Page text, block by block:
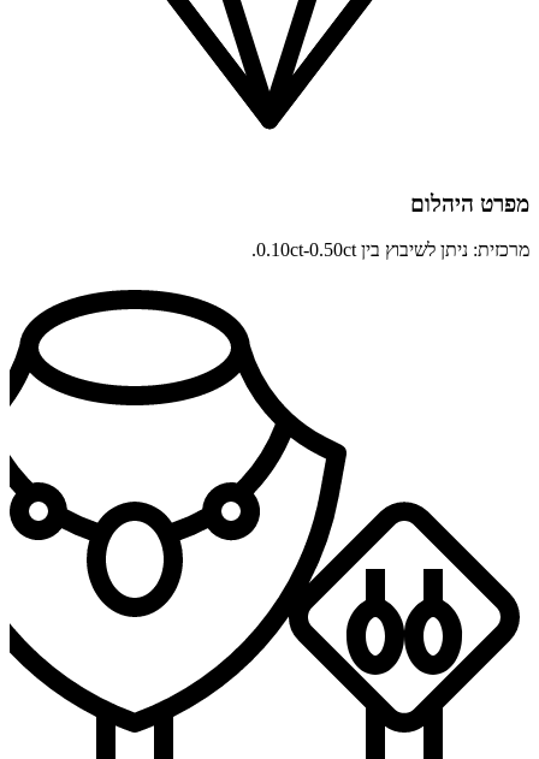
מפרט היהלום
מרכזית: ניתן לשיבוץ בין 0.10ct-0.50ct.